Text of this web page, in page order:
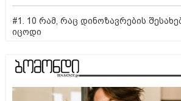
#1. 10 რამ, რაც დინოზავრების
იცოდი